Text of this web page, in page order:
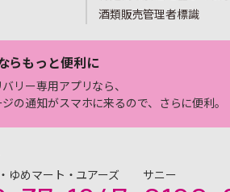
酒類販売管理者標識
らもっと便利に
リー専用アプリなら、
ジの通知がスマホに来るので、さらに便利。
ゆめマート・ユアーズ
サニー